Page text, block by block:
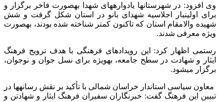
وی افزود: در شهرستانها یادوارههای شهدا بهصورت فاخر برگزار و
برای اولینبار اجلاسیه شهدای بانو در استان شکل گرفت و شش
شهیده والامقام استان که تاکنون کمتر شناخته شده بودند، بهصورت
ویژه معرفی شدند.
رستمی اظهار کرد: این رویدادهای فرهنگی با هدف ترویج فرهنگ
ایثار و شهادت در سطح جامعه، بهویژه برای نسل جوان و نوجوان،
برگزار میشود.
معاون سیاسی استاندار خراسان شمالی با تأکید بر نقش رسانهها در
تبیین این فرهنگ گفت: خبرنگاران سفیران فرهنگ ایثار و شهادتن و